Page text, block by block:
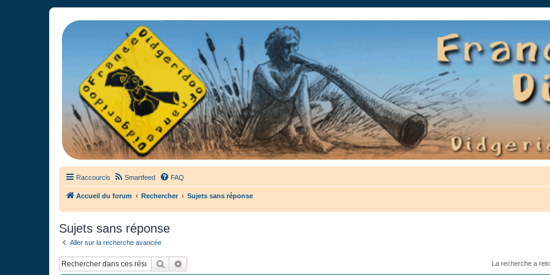
France Didgeridoo
Didgeridoo et Guimbarde sur France Didgeridoo - retrouvez la communauté.
Raccourcis Smartfeed FAQ
Accueil du forum Rechercher Sujets sans réponse
Sujets sans réponse
Aller sur la recherche avancée
Rechercher La recherche a